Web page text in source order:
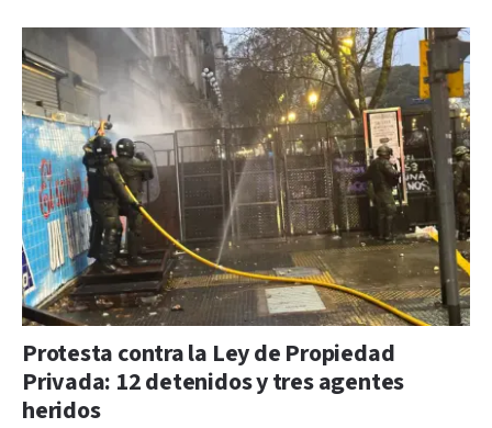
Protesta contra la Ley de Propiedad
Privada: 12 detenidos y tres agentes
heridos